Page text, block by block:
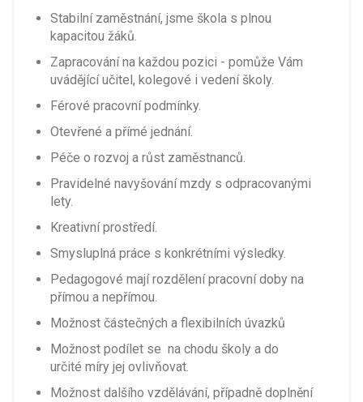
Stabilní zaměstnání, jsme škola s plnou
kapacitou žáků.
Zapracování na každou pozici - pomůže Vám
uvádějící učitel, kolegové i vedení školy.
Férové pracovní podmínky.
Otevřené a přímé jednání.
Péče o rozvoj a růst zaměstnanců.
Pravidelné navyšování mzdy s odpracovanými
lety.
Kreativní prostředí.
Smysluplná práce s konkrétními výsledky.
Pedagogové mají rozdělení pracovní doby na
přímou a nepřímou.
Možnost částečných a flexibilních úvazků
Možnost podílet se na chodu školy a do
určité míry jej ovlivňovat.
Možnost dalšího vzdělávání, případně doplnění